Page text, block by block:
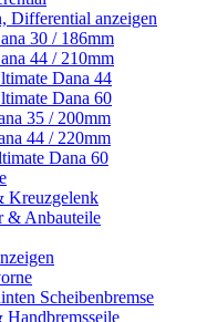
Differential anzeigen
30 / 186mm
44 / 210mm
Dana 44
Dana 60
35 / 200mm
44 / 220mm
Dana 60
Kreuzgelenk
& Anbauteile
Scheibenbremse
Handbremsseile